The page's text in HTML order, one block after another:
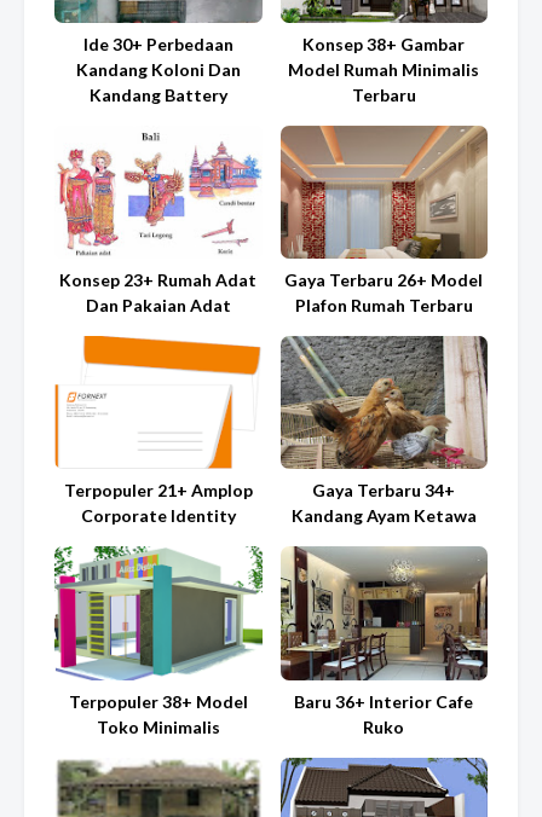
Ide 30+ Perbedaan
Kandang Koloni Dan
Kandang Battery
Konsep 38+ Gambar
Model Rumah Minimalis
Terbaru
Konsep 23+ Rumah Adat
Dan Pakaian Adat
Gaya Terbaru 26+ Model
Plafon Rumah Terbaru
Terpopuler 21+ Amplop
Corporate Identity
Gaya Terbaru 34+
Kandang Ayam Ketawa
Terpopuler 38+ Model
Toko Minimalis
Baru 36+ Interior Cafe
Ruko